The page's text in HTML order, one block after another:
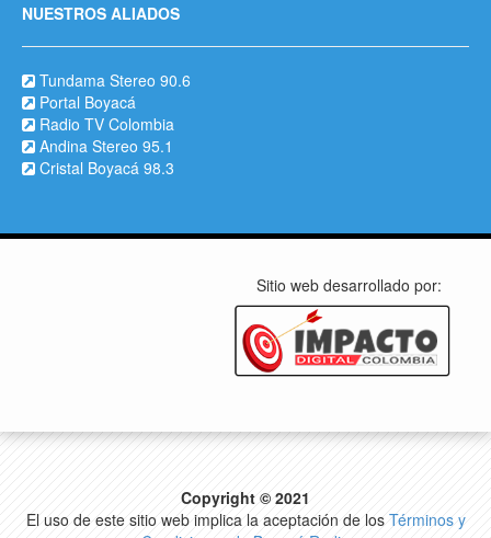
NUESTROS ALIADOS
Tundama Stereo 90.6
Portal Boyacá
Radio TV Colombia
Andina Stereo 95.1
Cristal Boyacá 98.3
Sitio web desarrollado por:
Copyright © 2021
El uso de este sitio web implica la aceptación de los Términos y